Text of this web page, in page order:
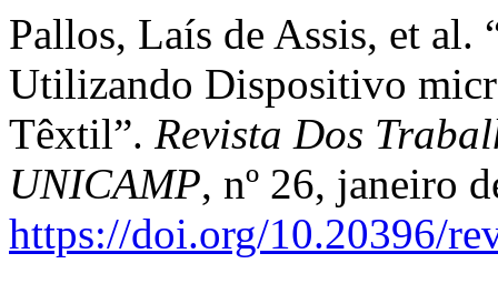
Pallos, Laís de Assis, et
Utilizando Dispositivo
Têxtil”. Revista Dos
UNICAMP, nº 26, janeiro
https://doi.org/10.20396/